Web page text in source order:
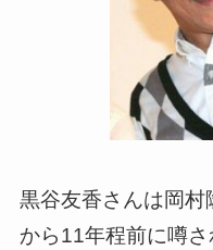
黒谷友香さんは岡村
から11年程前に噂さ